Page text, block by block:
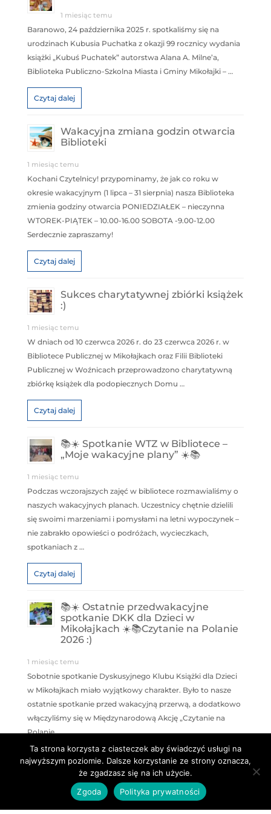
1 miesiąc temu
Baranowo, 24 października 2025 r. spotkaliśmy się na
urodzinach Kubusia Puchatka z okazji 99 rocznicy wydania
książki „Kubuś Puchatek” autorstwa Alana A. Milne’a,
Biblioteka Publiczno-Szkolna Miasta i Gminy Mikołajki – …
Czytaj dalej
Wakacyjna zmiana godzin otwarcia
Biblioteki
1 miesiąc temu
Kochani Czytelnicy! przypominamy, że jak co roku w
okresie wakacyjnym (1 lipca – 31 sierpnia) nasza Biblioteka
zmienia godziny otwarcia PONIEDZIAŁEK – nieczynna
WTOREK-PIĄTEK – 10.00-16.00 SOBOTA -9.00-12.00
Serdecznie zapraszamy!
Czytaj dalej
Sukces charytatywnej zbiórki książek
:)
1 miesiąc temu
W dniach od 10 czerwca 2026 r. do 23 czerwca 2026 r. w
Bibliotece Publicznej w Mikołajkach oraz Filii Biblioteki
Publicznej w Woźnicach przeprowadzono charytatywną
zbiórkę książek dla podopiecznych Domu …
Czytaj dalej
📚☀️ Spotkanie WTZ w Bibliotece –
„Moje wakacyjne plany” ☀️📚
1 miesiąc temu
Podczas wczorajszych zajęć w bibliotece rozmawialiśmy o
naszych wakacyjnych planach. Uczestnicy chętnie dzielili
się swoimi marzeniami i pomysłami na letni wypoczynek –
nie zabrakło opowieści o podróżach, wycieczkach,
spotkaniach z …
Czytaj dalej
📚☀️ Ostatnie przedwakacyjne
spotkanie DKK dla Dzieci w
Mikołajkach ☀️📚Czytanie na Polanie
2026 :)
1 miesiąc temu
Sobotnie spotkanie Dyskusyjnego Klubu Książki dla Dzieci
w Mikołajkach miało wyjątkowy charakter. Było to nasze
ostatnie spotkanie przed wakacyjną przerwą, a dodatkowo
włączyliśmy się w Międzynarodową Akcję „Czytanie na
Polanie …
Czytaj dalej
Ta strona korzysta z ciasteczek aby świadczyć usługi na
najwyższym poziomie. Dalsze korzystanie ze strony oznacza,
że zgadzasz się na ich użycie.
Zgoda
Polityka prywatności